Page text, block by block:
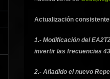
Actualización
1.- Modificación del
invertir las frecuencias
2.- Añadido el nuevo